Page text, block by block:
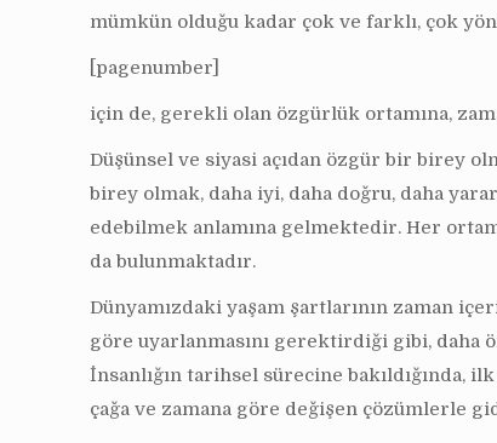
mümkün olduğu kadar çok ve farklı, çok
[pagenumber]
için de, gerekli olan özgürlük ortamına,
Düşünsel ve siyasi açıdan özgür bir birey
birey olmak, daha iyi, daha doğru, daha
edebilmek anlamına gelmektedir. Her
da bulunmaktadır.
Dünyamızdaki yaşam şartlarının zaman
göre uyarlanmasını gerektirdiği gibi,
İnsanlığın tarihsel sürecine bakıldığında,
çağa ve zamana göre değişen çözümlerle